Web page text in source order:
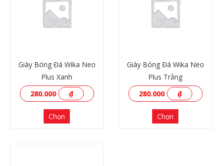
Giày Bóng Đá Wika Neo
Plus Xanh
280.000
₫
Chọn
Giày Bóng Đá Wika Neo
Plus Trắng
280.000
₫
Chọn